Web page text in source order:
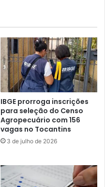
IBGE prorroga inscrições
para seleção do Censo
Agropecuário com 156
vagas no Tocantins
3 de julho de 2026